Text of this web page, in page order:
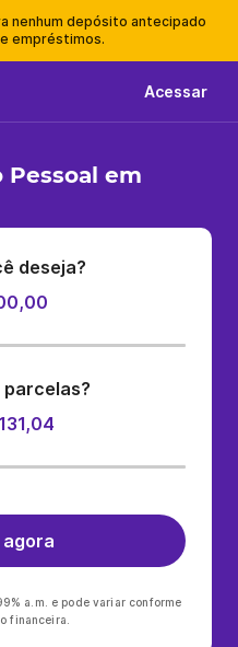
nenhum depósito antecipado
empréstimos.
Acessar
em
deseja?
parcelas?
agora
a.m. e pode variar conforme
financeira.